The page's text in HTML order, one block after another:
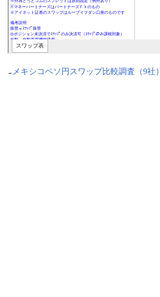
→ メキシコペソ円スワップ比較調査（9社）